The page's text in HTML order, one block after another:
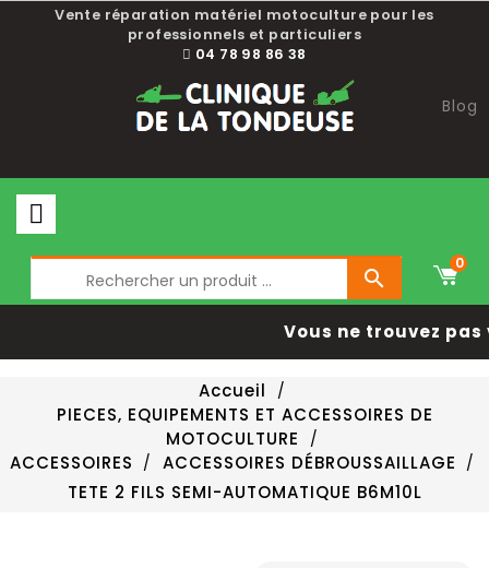
Vente réparation matériel motoculture pour les
professionnels et particuliers
04 78 98 86 38
Blog

0
Vous ne trouvez
Accueil
PIECES, EQUIPEMENTS ET ACCESSOIRES DE
MOTOCULTURE
ACCESSOIRES
ACCESSOIRES DÉBROUSSAILLAGE
TETE 2 FILS SEMI-AUTOMATIQUE B6M10L